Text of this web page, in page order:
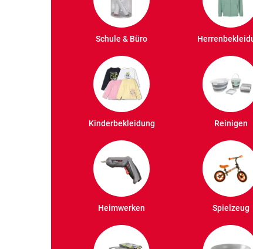
Schule & Büro
Kinderbekleidung Reinigen
Heimwerken Spielzeug